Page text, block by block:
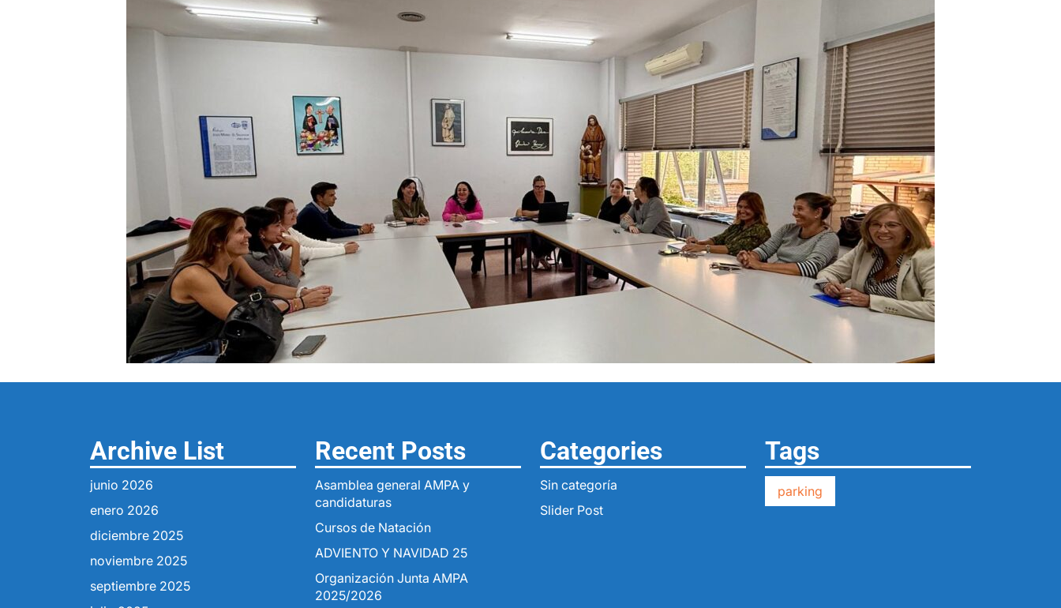
Archive List
junio 2026
enero 2026
diciembre 2025
noviembre 2025
septiembre 2025
Recent Posts
Asamblea general AMPA y
candidaturas
Cursos de Natación
ADVIENTO Y NAVIDAD 25
Organización Junta AMPA
2025/2026
Categories
Sin categoría
Slider Post
Tags
parking